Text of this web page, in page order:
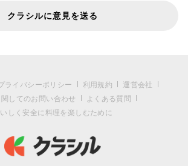
クラシルに意見を送る
ライバシーポリシー 利用規約
運営会社
してのお問い合わせ
よくある質問
しく安全に料理を楽しむために